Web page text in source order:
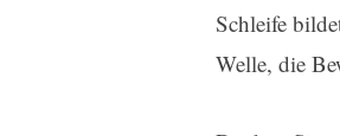
Schleife
Welle, die